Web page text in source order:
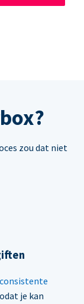
zou dat niet
consistente
je kan